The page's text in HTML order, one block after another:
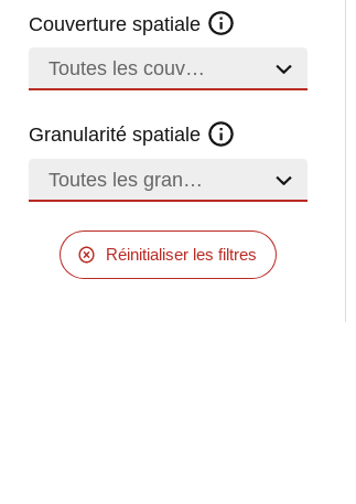
Couverture spatiale
Toutes les couvertures
Granularité spatiale
Toutes les granularités
Réinitialiser les filtres